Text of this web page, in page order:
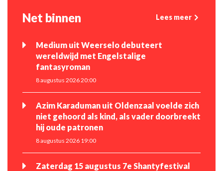
Net binnen Lees meer
Medium uit Weerselo debuteert
wereldwijd met Engelstalige
fantasyroman
8 augustus 2026 20:00
Azim Karaduman uit Oldenzaal voelde zich
niet gehoord als kind, als vader doorbreekt
hij oude patronen
8 augustus 2026 19:00
Zaterdag 15 augustus 7e Shantyfestival